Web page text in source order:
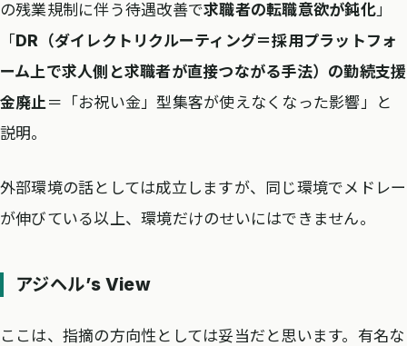
の残業規制に伴う待遇改善で求職者の転職意欲が鈍化」
「 DR（ダイレクトリクルーティング＝採用プラットフォ
ーム上で求人側と求職者が直接つながる手法）の勤続支援
金廃止＝「お祝い金」型集客が使えなくなった影響」と
説明。
外部環境の話としては成立しますが、同じ環境でメドレー
が伸びている以上、環境だけのせいにはできません。
アジヘル’s View
ここは、指摘の方向性としては妥当だと思います。有名な